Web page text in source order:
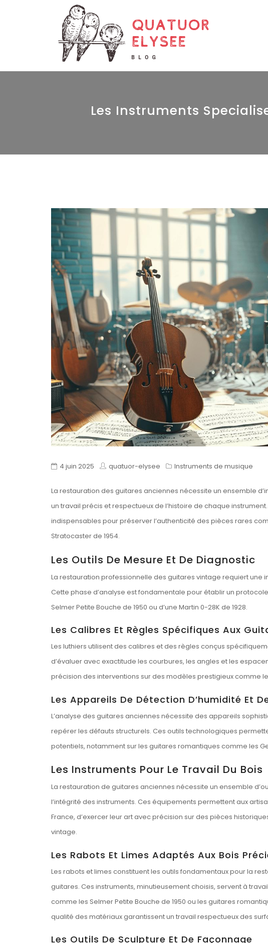
Les Instruments
4 juin 2025 quatuor-elysee Instruments de musique
La restauration des guitares anciennes nécessite un ensemble
un travail précis et respectueux de l’histoire de chaque
indispensables pour préserver l’authenticité des pièces rares
Stratocaster de 1954.
Les Outils De Mesure Et De Diagnostic
La restauration professionnelle des guitares vintage requiert une
Cette phase d’analyse est fondamentale pour établir un
Selmer Petite Bouche de 1950 ou d’une Martin 0-28K de 1928.
Les Calibres Et Règles Spécifiques Aux
Les luthiers utilisent des calibres et des règles conçus
d’évaluer avec exactitude les courbures, les angles et les
précision des interventions sur des modèles prestigieux comme
Les Appareils De Détection D’humidité Et
L’analyse des guitares anciennes nécessite des appareils
repérer les défauts structurels. Ces outils technologiques
potentiels, notamment sur les guitares romantiques comme les
Les Instruments Pour Le Travail Du Bois
La restauration de guitares anciennes nécessite un ensemble
l’intégrité des instruments. Ces équipements permettent aux
France, d’exercer leur art avec précision sur des pièces
vintage.
Les Rabots Et Limes Adaptés Aux Bois
Les rabots et limes constituent les outils fondamentaux pour la
guitares. Ces instruments, minutieusement choisis, servent à
comme les Selmer Petite Bouche de 1950 ou les guitares
qualité des matériaux garantissent un travail respectueux des
Les Outils De Sculpture Et De Façonnage